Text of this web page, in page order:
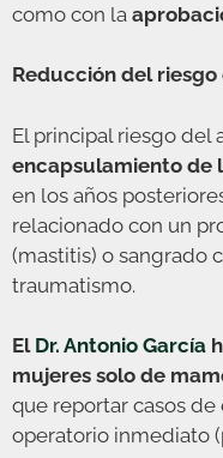
como con la
Reducción del
El principal riesgo del
encapsulamiento de
en los años
relacionado con un
(mastitis) o sangrado
traumatismo.
ElDr. Antonio García
mujeres solo de
que reportar casos
operatorio inmediato